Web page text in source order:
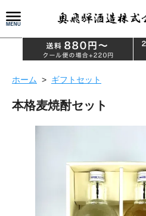
ホーム > ギフトセット
本格麦焼酎セット